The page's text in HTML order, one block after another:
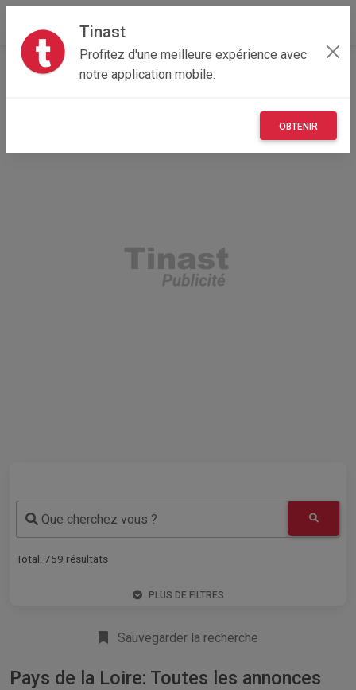
Tinast
Profitez d'une meilleure expérience avec
notre application mobile.
OBTENIR
Accueil Recherche Pays de la Loire
Que cherchez vous ?
Total: 759 résultats
PLUS DE FILTRES
Sauvegarder la recherche
Pays de la Loire: Toutes les annonces